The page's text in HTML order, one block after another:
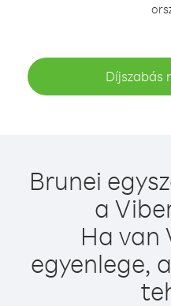
Díjszabás
Brunei
a
Ha van
egyenlege,